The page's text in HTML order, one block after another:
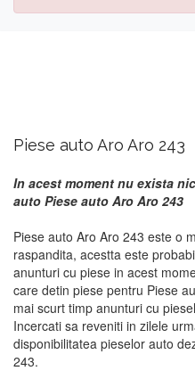
Piese auto Aro Aro 243
In acest moment nu exista
auto Piese auto Aro Aro 243
Piese auto Aro Aro 243 este o
raspandita, acestta este
anunturi cu piese in acest
care detin piese pentru Piese
mai scurt timp anunturi cu
Incercati sa reveniti in zilele
disponibilitatea pieselor auto
243.